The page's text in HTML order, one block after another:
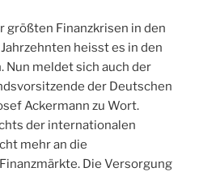
größten Finanzkrisen in den
heisst es in den
Nun meldet sich auch der
der Deutschen
Ackermann zu Wort.
der internationalen
mehr an die
Die Versorgung